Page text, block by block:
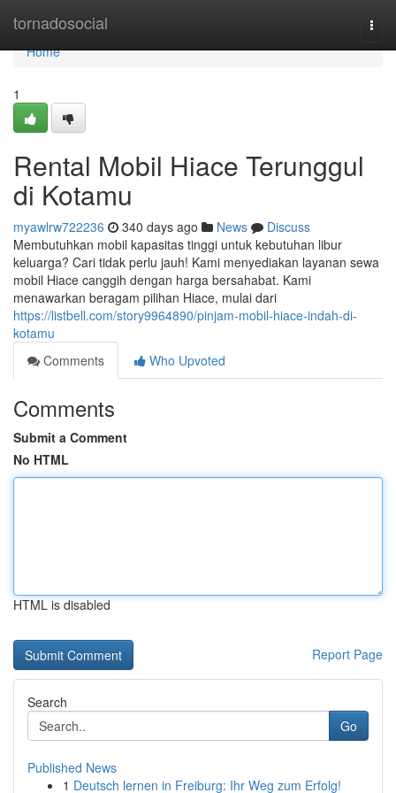
tornadosocial
Home
Home
1
Rental Mobil Hiace Terunggul
di Kotamu
myawlrw722236 340 days ago News
Discuss
Membutuhkan mobil kapasitas tinggi untuk kebutuhan libur
keluarga? Cari tidak perlu jauh! Kami menyediakan layanan sewa
mobil Hiace canggih dengan harga bersahabat. Kami
menawarkan beragam pilihan Hiace, mulai dari
https://listbell.com/story9964890/pinjam-mobil-hiace-indah-di-
kotamu
Comments
Who Upvoted
Comments
Submit a Comment
No HTML
HTML is disabled
Report Page
Search
Go
Published News
1 Deutsch lernen in Freiburg: Ihr Weg zum Erfolg!